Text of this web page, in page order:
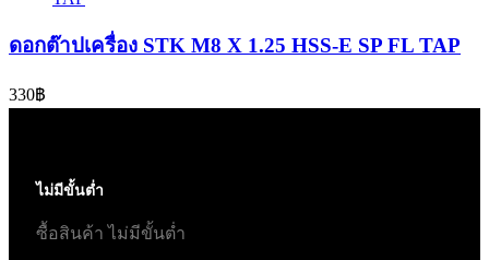
ดอกต๊าปเครื่อง STK M8 X 1.25 HSS-E SP FL TAP
330฿
ไม่มีขั้นต่ำ
ซื้อสินค้า ไม่มีขั้นต่ำ